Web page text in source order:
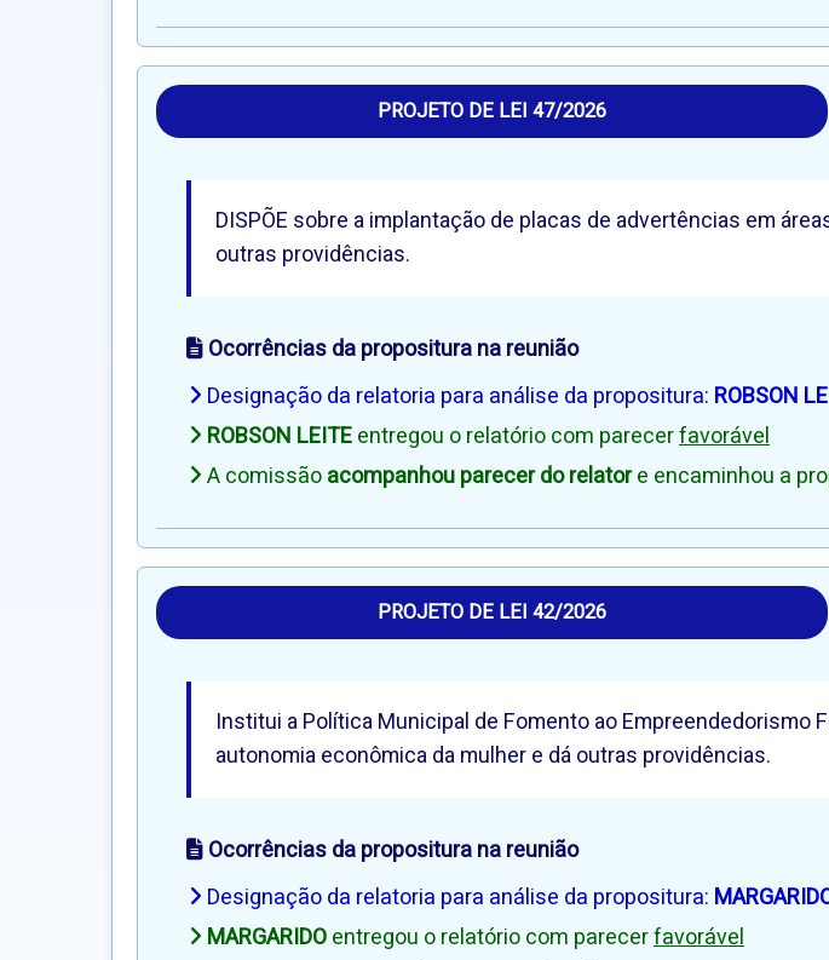
PROJETO DE LEI 47/2026
DISPÕE sobre a implantação de placas de advertências em
outras providências.
Ocorrências da propositura na reunião
Designação da relatoria para análise da propositura: ROBSON
ROBSON LEITEentregou o relatório com parecerfavorável
A comissãoacompanhou parecer do relatore encaminhou a
PROJETO DE LEI 42/2026
Institui a Política Municipal de Fomento ao
autonomia econômica da mulher e dá outras providências.
Ocorrências da propositura na reunião
Designação da relatoria para análise da propositura:
MARGARIDOentregou o relatório com parecerfavorável